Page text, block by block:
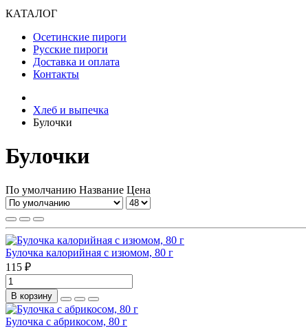
КАТАЛОГ
Осетинские пироги
Русские пироги
Доставка и оплата
Контакты
Хлеб и выпечка
Булочки
Булочки
По умолчанию Название Цена
Булочка калорийная с изюмом, 80 г
115 ₽
В корзину
Булочка с абрикосом, 80 г